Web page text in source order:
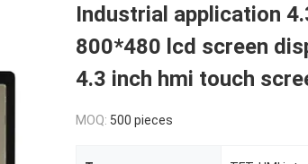
Industrial application
800*480 lcd screen
4.3 inch hmi touch
MOQ: 500 pieces